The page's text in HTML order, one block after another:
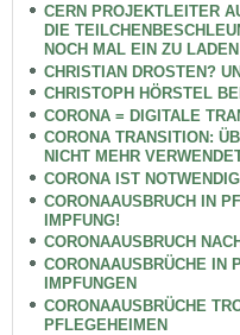
CERN PROJEKTLEITER
DIE
NOCH MAL EIN ZU LADEN
CHRISTIAN DROSTEN?
CHRISTOPH HÖRSTEL
CORONA = DIGITALE
CORONA TRANSITION:
NICHT MEHR
CORONA IST
CORONAAUSBRUCH IN
IMPFUNG!
CORONAAUSBRUCH
CORONAAUSBRÜCHE IN
IMPFUNGEN
CORONAAUSBRÜCHE
PFLEGEHEIMEN